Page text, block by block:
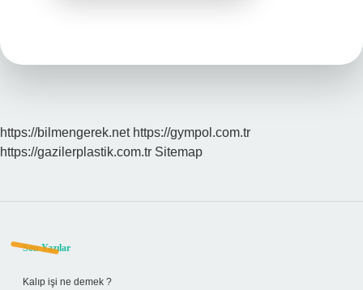
https://bilmengerek.net https://gympol.com.tr
https://gazilerplastik.com.tr Sitemap
Sidebar
Son Yazılar
Kalıp işi ne demek ?